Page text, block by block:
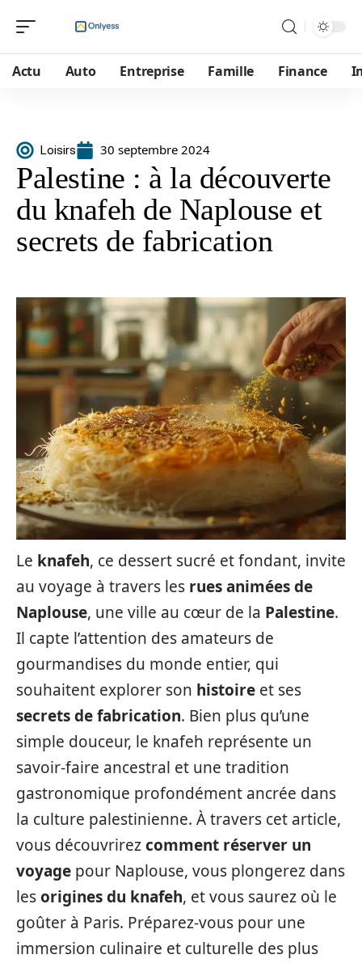
Actu Auto Entreprise Famille Finance
Loisirs 30 septembre 2024
Palestine : à la découverte
du knafeh de Naplouse et
secrets de fabrication
Le knafeh, ce dessert sucré et fondant, invite
au voyage à travers les rues animées de
Naplouse, une ville au cœur de la Palestine.
Il capte l’attention des amateurs de
gourmandises du monde entier, qui
souhaitent explorer son histoire et ses
secrets de fabrication. Bien plus qu’une
simple douceur, le knafeh représente un
savoir-faire ancestral et une tradition
gastronomique profondément ancrée dans
la culture palestinienne. À travers cet article,
vous découvrirezcomment réserver un
voyage pour Naplouse, vous plongerez dans
lesorigines du knafeh, et vous saurez où le
goûter à Paris. Préparez-vous pour une
immersion culinaire et culturelle des plus